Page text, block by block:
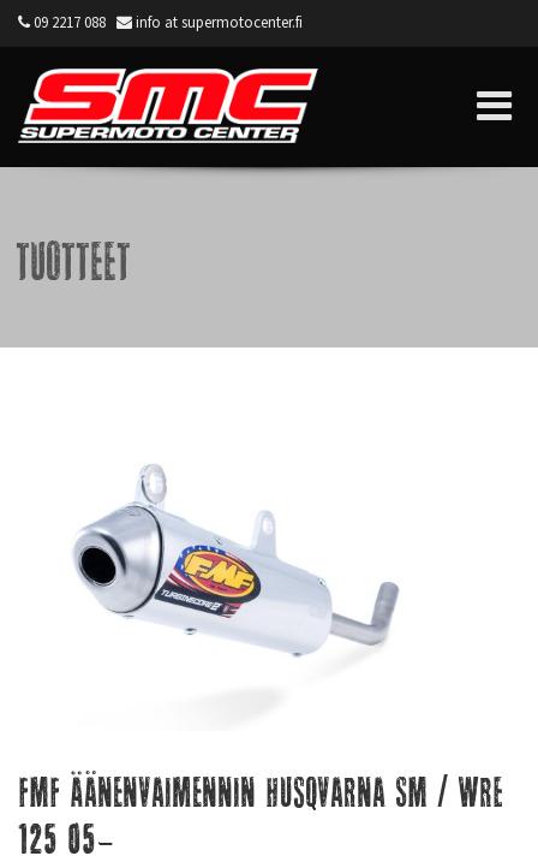
09 2217 088 info at supermotocenter.fi
Tuotteet
FMF Äänenvaimennin Husqvarna SM / WRE
125 05-